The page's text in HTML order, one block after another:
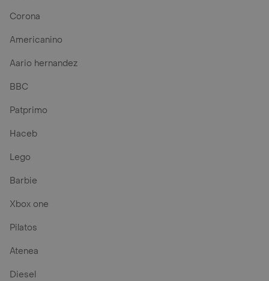
Corona
Americanino
Aario hernandez
BBC
Patprimo
Haceb
Lego
Barbie
Xbox one
Pilatos
Atenea
Diesel